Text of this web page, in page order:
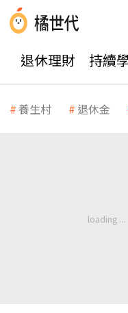
退休理財 持續
養生村 退休金